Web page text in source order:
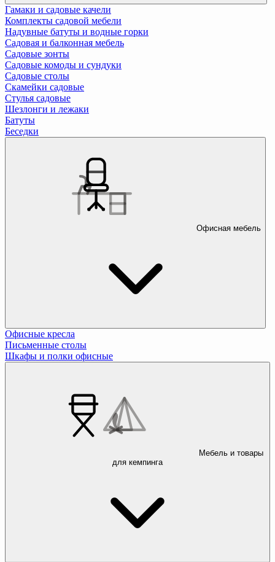
Гамаки и садовые качели
Комплекты садовой мебели
Надувные батуты и водные горки
Садовая и балконная мебель
Садовые зонты
Садовые комоды и сундуки
Садовые столы
Скамейки садовые
Стулья садовые
Шезлонги и лежаки
Батуты
Беседки
Офисная мебель
Офисные кресла
Письменные столы
Шкафы и полки офисные
Мебель и товары
для кемпинга